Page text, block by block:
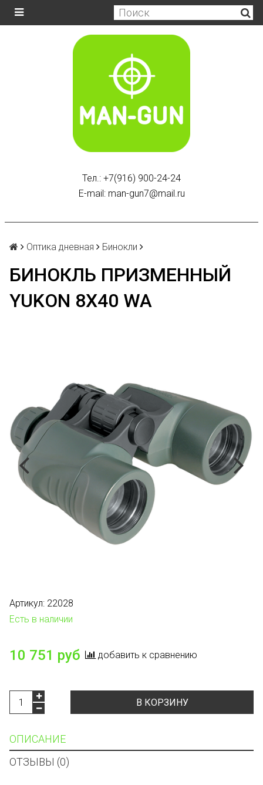
Тел.: +7(916) 900-24-24
E-mail: man-gun7@mail.ru
Оптика дневная Бинокли
БИНОКЛЬ ПРИЗМЕННЫЙ
YUKON 8Х40 WA
Артикул: 22028
Есть в наличии
10 751 руб добавить к сравнению
В КОРЗИНУ
ОПИСАНИЕ
ОТЗЫВЫ (0)